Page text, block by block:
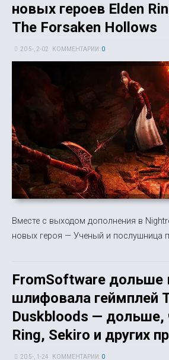
новых героев Elden
The Forsaken Hollows
20 5-, 2-02 КОММЕНТАРИИ: 0
Вместе с выходом дополнения в
новых героя — Ученый и послушница
FromSoftware дольше
шлифовала геймплей
Duskbloods — дольше,
Ring, Sekiro и других
20 5-, 1-24 КОММЕНТАРИИ: 0